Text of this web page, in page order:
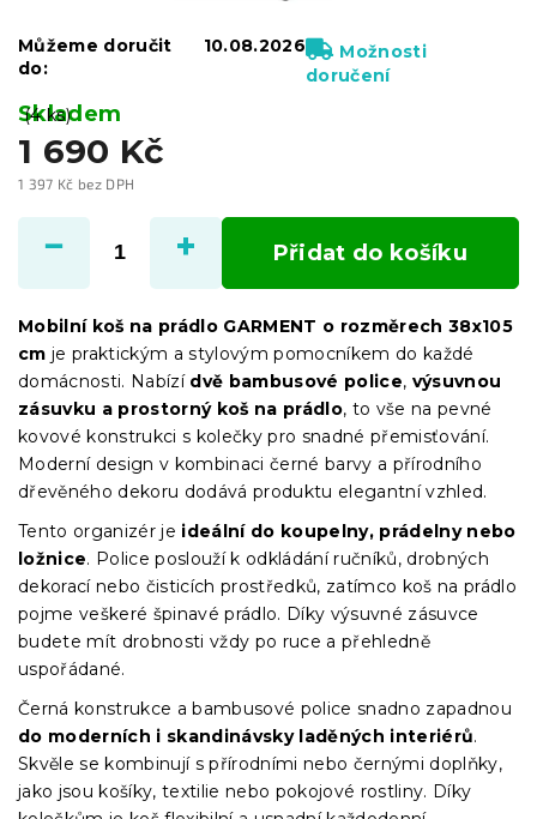
1 690 Kč
1 397 Kč bez DPH
cena:
Skladem
(4 ks)
Můžeme doručit
do:
10.08.2026
Možnosti
doručení
Přidat do košíku
Mobilní koš na prádlo GARMENT o rozměrech 38x105
cm je praktickým a stylovým pomocníkem do každé
domácnosti. Nabízí dvě bambusové police, výsuvnou
zásuvku a prostorný koš na prádlo, to vše na pevné
kovové konstrukci s kolečky pro snadné přemisťování.
Moderní design v kombinaci černé barvy a přírodního
dřevěného dekoru dodává produktu elegantní vzhled.
Tento organizér je ideální do koupelny, prádelny nebo
ložnice. Police poslouží k odkládání ručníků, drobných
dekorací nebo čisticích prostředků, zatímco koš na prádlo
pojme veškeré špinavé prádlo. Díky výsuvné zásuvce
budete mít drobnosti vždy po ruce a přehledně
uspořádané.
Černá konstrukce a bambusové police snadno zapadnou
do moderních i skandinávsky laděných interiérů.
Skvěle se kombinují s přírodními nebo černými doplňky,
jako jsou košíky, textilie nebo pokojové rostliny. Díky